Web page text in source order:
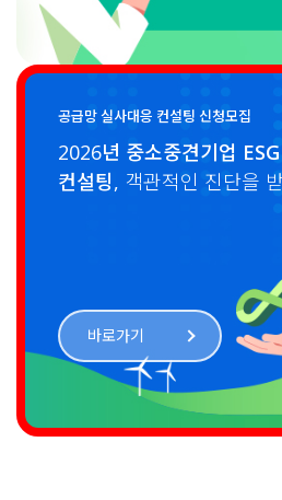
공급망 실사대응 컨설팅 신청모집
2026년 중소중견기업 ESG
컨설팅, 객관적인 진단을
바로가기